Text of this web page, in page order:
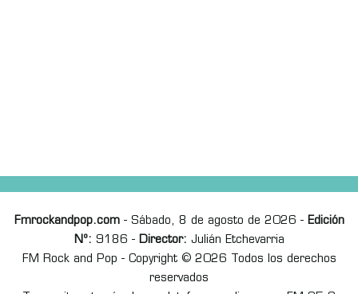
Fmrockandpop.com- Sábado, 8 de agosto de 2026 - Edición
Nº: 9186 - Director: Julián Etchevarria
FM Rock and Pop - Copyright © 2026 Todos los derechos
reservados